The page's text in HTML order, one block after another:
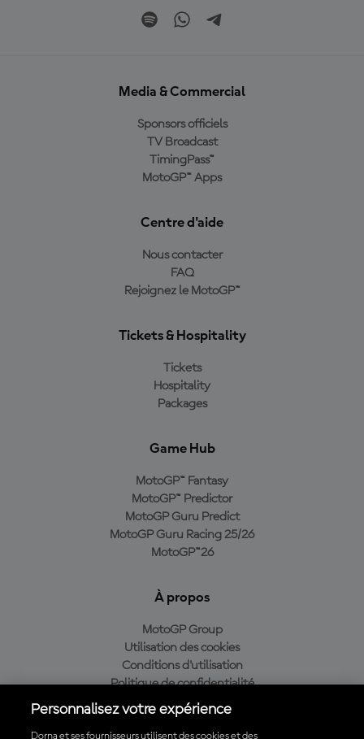
Media & Commercial
Sponsors officiels
TV Broadcast
TimingPass™
MotoGP™ Apps
Centre d'aide
Nous contacter
FAQ
Rejoignez le MotoGP™
Tickets & Hospitality
Tickets
Hospitality
Packages
Game Hub
MotoGP™ Fantasy
MotoGP™ Predictor
MotoGP Guru Predict
MotoGP Guru Racing 25/26
MotoGP™26
À propos
MotoGP Group
Utilisation des cookies
Conditions d'utilisation
Politique de confidentialité
Politique d’achat
Personnalisez votre expérience
Dorna et ses fournisseurs utilisent des cookies et des